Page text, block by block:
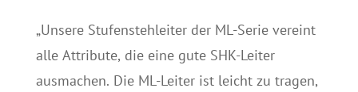
„Unsere Stufenstehleiter der ML-Serie vereint
alle Attribute, die eine gute SHK-Leiter
ausmachen. Die ML-Leiter ist leicht zu tragen,